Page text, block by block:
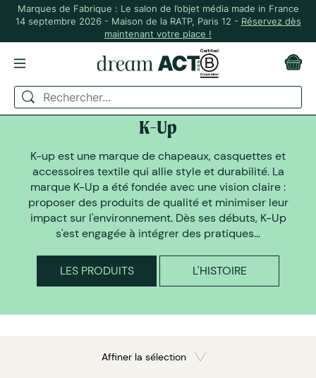
Marques de Fabrique : Le salon de l’objet média made in France
14 septembre 2026 - Maison de la RATP, Paris 12 - Réservez dès
maintenant votre place !
DREAM ACT A SELECTIONNÉ
K-Up
K-up est une marque de chapeaux, casquettes et
accessoires textile qui allie style et durabilité. La
marque K-Up a été fondée avec une vision claire :
proposer des produits de qualité et minimiser leur
impact sur l'environnement. Dès ses débuts, K-Up
s'est engagée à intégrer des pratiques...
LES PRODUITS L'HISTOIRE
Affiner la sélection